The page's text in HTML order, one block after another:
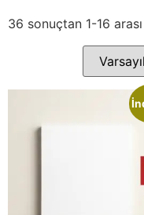
36 sonuçtan 1-16